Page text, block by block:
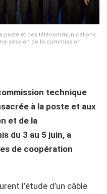
poste et des télécommunications
session de la commission
technique
à la poste et aux
et de la
du 3 au 5 juin, a
de coopération
l’étude d’un câble